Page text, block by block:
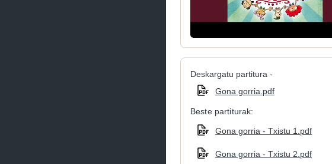
Deskargatu partitura -
Gona gorria.pdf
Beste partiturak:
Gona gorria - Txistu 1.pdf
Gona gorria - Txistu 2.pdf